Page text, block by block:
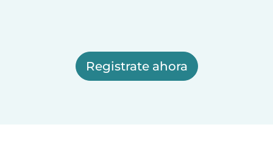
Registrate ahora